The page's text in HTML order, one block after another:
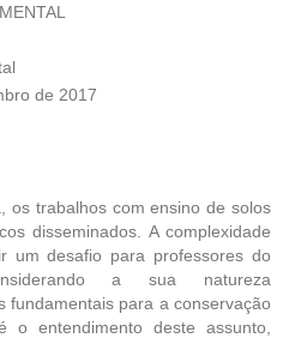
de 2017
os trabalhos com ensino de solos
disseminados. A complexidade
um desafio para professores do
a sua natureza
fundamentais para a conservação
entendimento deste assunto,